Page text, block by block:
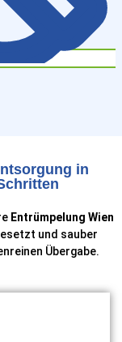
in
Entrümpelung Wien
und sauber
Übergabe.